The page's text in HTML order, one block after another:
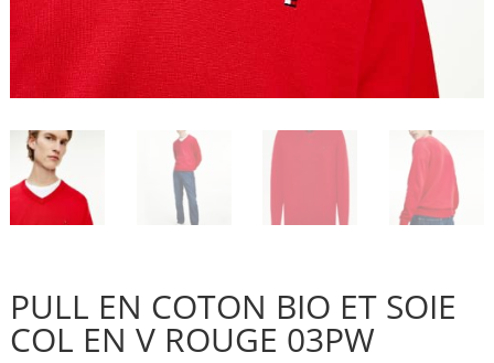
PULL EN COTON BIO ET SOIE
COL EN V ROUGE 03PW